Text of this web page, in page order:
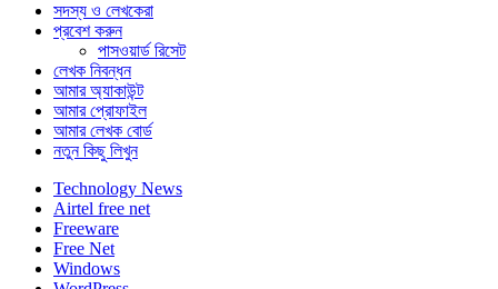
সদস্য ও লেখকেরা
প্রবেশ করুন
পাসওয়ার্ড রিসেট
লেখক নিবন্ধন
আমার অ্যাকাউন্ট
আমার প্রোফাইল
আমার লেখক বোর্ড
নতুন কিছু লিখুন
Technology News
Airtel free net
Freeware
Free Net
Windows